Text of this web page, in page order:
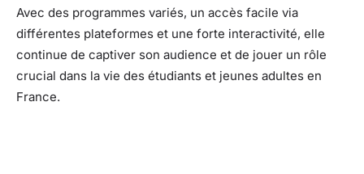
Avec des programmes variés, un accès facile via
différentes plateformes et une forte interactivité, elle
continue de captiver son audience et de jouer un rôle
crucial dans la vie des étudiants et jeunes adultes en
France.